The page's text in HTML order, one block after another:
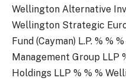
Wellington Alternative
Wellington Strategic
Fund (Cayman) L.P. % %
Management Group LLP
Holdings LLP % % %